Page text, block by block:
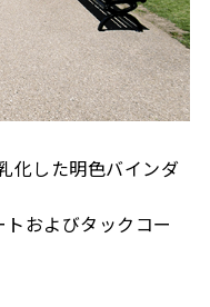
化した明色バインダ
およびタックコー